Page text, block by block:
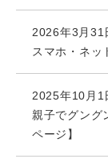
2026年3月31
スマホ・ネッ
2025年10月1
親子でグング
ページ】